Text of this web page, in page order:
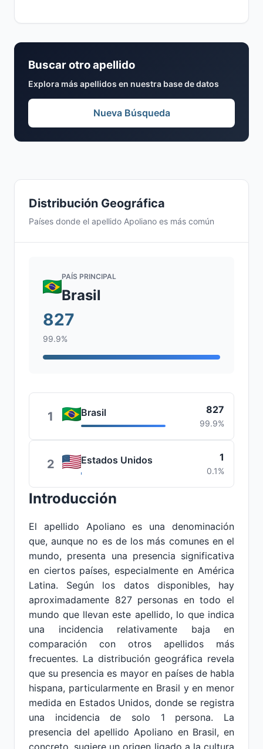
Distribución Geográfica
Países donde el apellido Apoliano es más común
PAÍS PRINCIPAL
Brasil
827
99.9%
1 Brasil 827
99.9%
2 Estados Unidos 1
0.1%
Introducción
El apellido Apoliano es una denominación
que, aunque no es de los más comunes en el
mundo, presenta una presencia significativa
en ciertos países, especialmente en América
Latina. Según los datos disponibles, hay
aproximadamente 827 personas en todo el
mundo que llevan este apellido, lo que indica
una incidencia relativamente baja en
comparación con otros apellidos más
frecuentes. La distribución geográfica revela
que su presencia es mayor en países de habla
hispana, particularmente en Brasil y en menor
medida en Estados Unidos, donde se registra
una incidencia de solo 1 persona. La
presencia del apellido Apoliano en Brasil, en
concreto, sugiere un origen ligado a la cultura
Buscar otro apellido
Explora más apellidos en nuestra base de datos
Nueva Búsqueda